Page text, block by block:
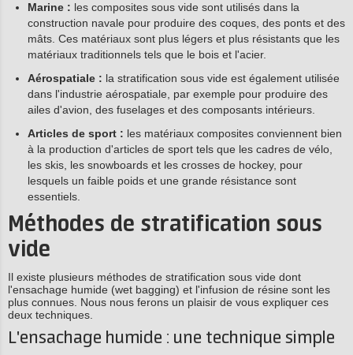
Marine : les composites sous vide sont utilisés dans la
construction navale pour produire des coques, des ponts et des
mâts. Ces matériaux sont plus légers et plus résistants que les
matériaux traditionnels tels que le bois et l'acier.
Aérospatiale : la stratification sous vide est également utilisée
dans l'industrie aérospatiale, par exemple pour produire des
ailes d'avion, des fuselages et des composants intérieurs.
Articles de sport : les matériaux composites conviennent bien
à la production d'articles de sport tels que les cadres de vélo,
les skis, les snowboards et les crosses de hockey, pour
lesquels un faible poids et une grande résistance sont
essentiels.
Méthodes de stratification sous
vide
Il existe plusieurs méthodes de stratification sous vide dont
l'ensachage humide (wet bagging) et l'infusion de résine sont les
plus connues. Nous nous ferons un plaisir de vous expliquer ces
deux techniques.
L'ensachage humide : une technique simple